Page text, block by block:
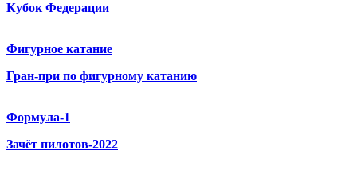
Кубок Федерации
Фигурное катание
Гран-при по фигурному катанию
Формула-1
Зачёт пилотов-2022